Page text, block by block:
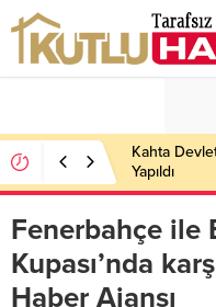
Kahta
Yapıldı
Fenerbahçe ile
Kupası’nda
Haber Ajansı